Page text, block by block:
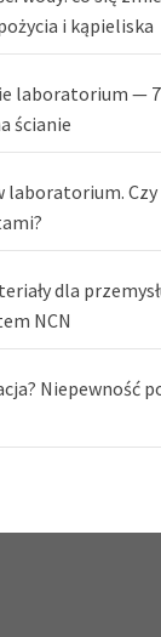
i kąpieliska
laboratorium —
ścianie
Czy
dla
NCN
Niepewność